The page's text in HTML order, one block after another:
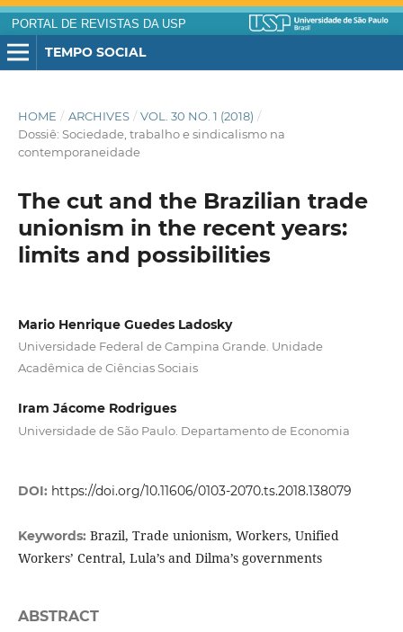
PORTAL DE REVISTAS DA USP
TEMPO SOCIAL
HOME / ARCHIVES / VOL. 30 NO. 1 (2018) /
Dossiê: Sociedade, trabalho e sindicalismo na
contemporaneidade
The cut and the Brazilian trade
unionism in the recent years:
limits and possibilities
Mario Henrique Guedes Ladosky
Universidade Federal de Campina Grande. Unidade
Acadêmica de Ciências Sociais
Iram Jácome Rodrigues
Universidade de São Paulo. Departamento de Economia
DOI: https://doi.org/10.11606/0103-2070.ts.2018.138079
Keywords: Brazil, Trade unionism, Workers, Unified
Workers’ Central, Lula’s and Dilma’s governments
ABSTRACT